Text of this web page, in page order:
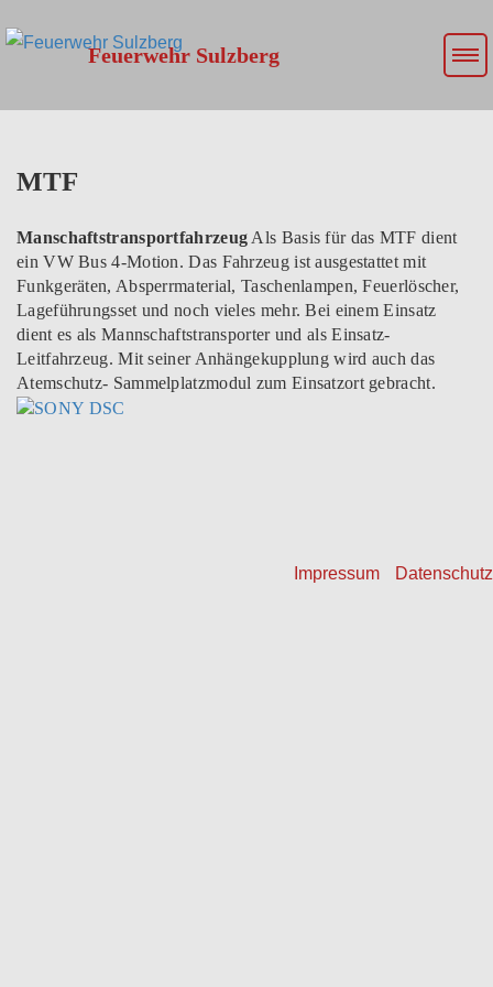
Feuerwehr Sulzberg
MTF
Manschaftstransportfahrzeug Als Basis für das MTF dient
ein VW Bus 4-Motion. Das Fahrzeug ist ausgestattet mit
Funkgeräten, Absperrmaterial, Taschenlampen, Feuerlöscher,
Lageführungsset und noch vieles mehr. Bei einem Einsatz
dient es als Mannschaftstransporter und als Einsatz-
Leitfahrzeug. Mit seiner Anhängekupplung wird auch das
Atemschutz- Sammelplatzmodul zum Einsatzort gebracht.
Impressum Datenschutz